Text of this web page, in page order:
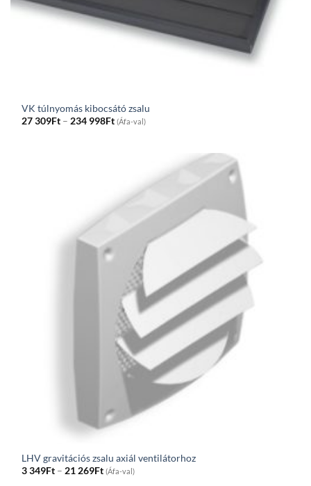
VK túlnyomás kibocsátó zsalu
27 309Ft – 234 998FtPrice
range:
(Áfa-val)
LHV gravitációs zsalu axiál ventilátorhoz
3 349Ft – 21 269FtPrice
range:
(Áfa-val)